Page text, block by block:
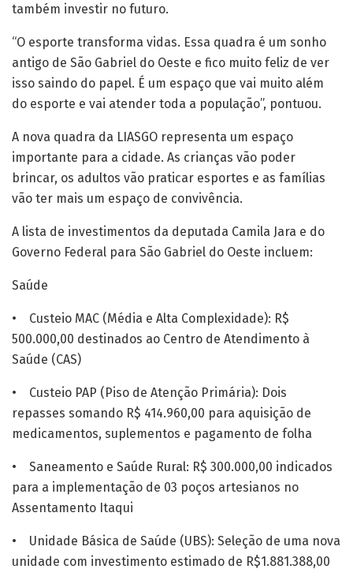
também investir no futuro.
“O esporte transforma vidas. Essa quadra é um sonho
antigo de São Gabriel do Oeste e fico muito feliz de ver
isso saindo do papel. É um espaço que vai muito além
do esporte e vai atender toda a população”, pontuou.
A nova quadra da LIASGO representa um espaço
importante para a cidade. As crianças vão poder
brincar, os adultos vão praticar esportes e as famílias
vão ter mais um espaço de convivência.
A lista de investimentos da deputada Camila Jara e do
Governo Federal para São Gabriel do Oeste incluem:
Saúde
• Custeio MAC (Média e Alta Complexidade): R$
500.000,00 destinados ao Centro de Atendimento à
Saúde (CAS)
• Custeio PAP (Piso de Atenção Primária): Dois
repasses somando R$ 414.960,00 para aquisição de
medicamentos, suplementos e pagamento de folha
• Saneamento e Saúde Rural: R$ 300.000,00 indicados
para a implementação de 03 poços artesianos no
Assentamento Itaqui
• Unidade Básica de Saúde (UBS): Seleção de uma nova
unidade com investimento estimado de R$1.881.388,00